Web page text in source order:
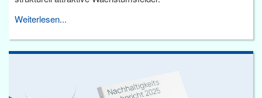
Weiterlesen...